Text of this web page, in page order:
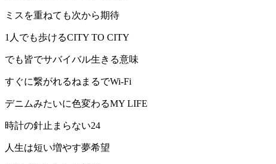
ミスを重ねても次から期待
1人でも歩けるCITY TO CITY
でも皆でサバイバル生きる意味
すぐに繋がれるねまるでWi-Fi
デニムみたいに色変わるMY LIFE
時計の針止まらない24
人生は短い増やす夢希望